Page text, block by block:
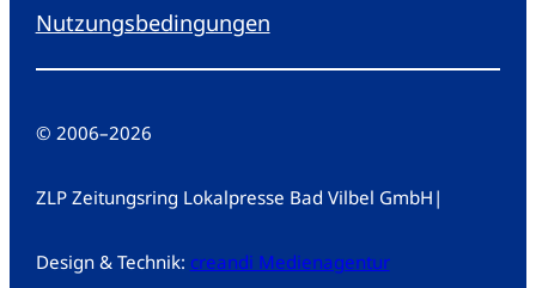
Nutzungsbedingungen
© 2006–2026
ZLP Zeitungsring Lokalpresse Bad Vilbel GmbH |
Design & Technik: creandi Medienagentur